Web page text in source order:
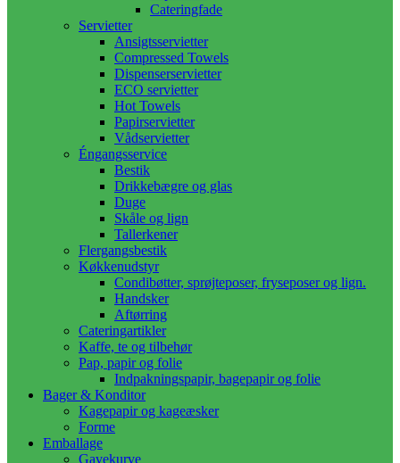
Cateringfade
Servietter
Ansigtsservietter
Compressed Towels
Dispenserservietter
ECO servietter
Hot Towels
Papirservietter
Vådservietter
Éngangsservice
Bestik
Drikkebægre og glas
Duge
Skåle og lign
Tallerkener
Flergangsbestik
Køkkenudstyr
Condibøtter, sprøjteposer, fryseposer og lign.
Handsker
Aftørring
Cateringartikler
Kaffe, te og tilbehør
Pap, papir og folie
Indpakningspapir, bagepapir og folie
Bager & Konditor
Kagepapir og kageæsker
Forme
Emballage
Gavekurve